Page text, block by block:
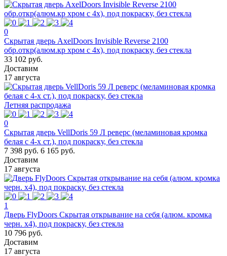
0
Скрытая дверь AxelDoors Invisible Reverse 2100
обр.откр(алюм.кр хром с 4х), под покраску, без стекла
33 102 руб.
Доставим
17 августа
Летняя распродажа
0
Скрытая дверь VellDoris 59 Л реверс (меламиновая кромка
белая с 4-х ст.), под покраску, без стекла
7 398 руб. 6 165 руб.
Доставим
17 августа
1
Дверь FlyDoors Скрытая открывание на себя (алюм. кромка
черн. х4), под покраску, без стекла
10 796 руб.
Доставим
17 августа